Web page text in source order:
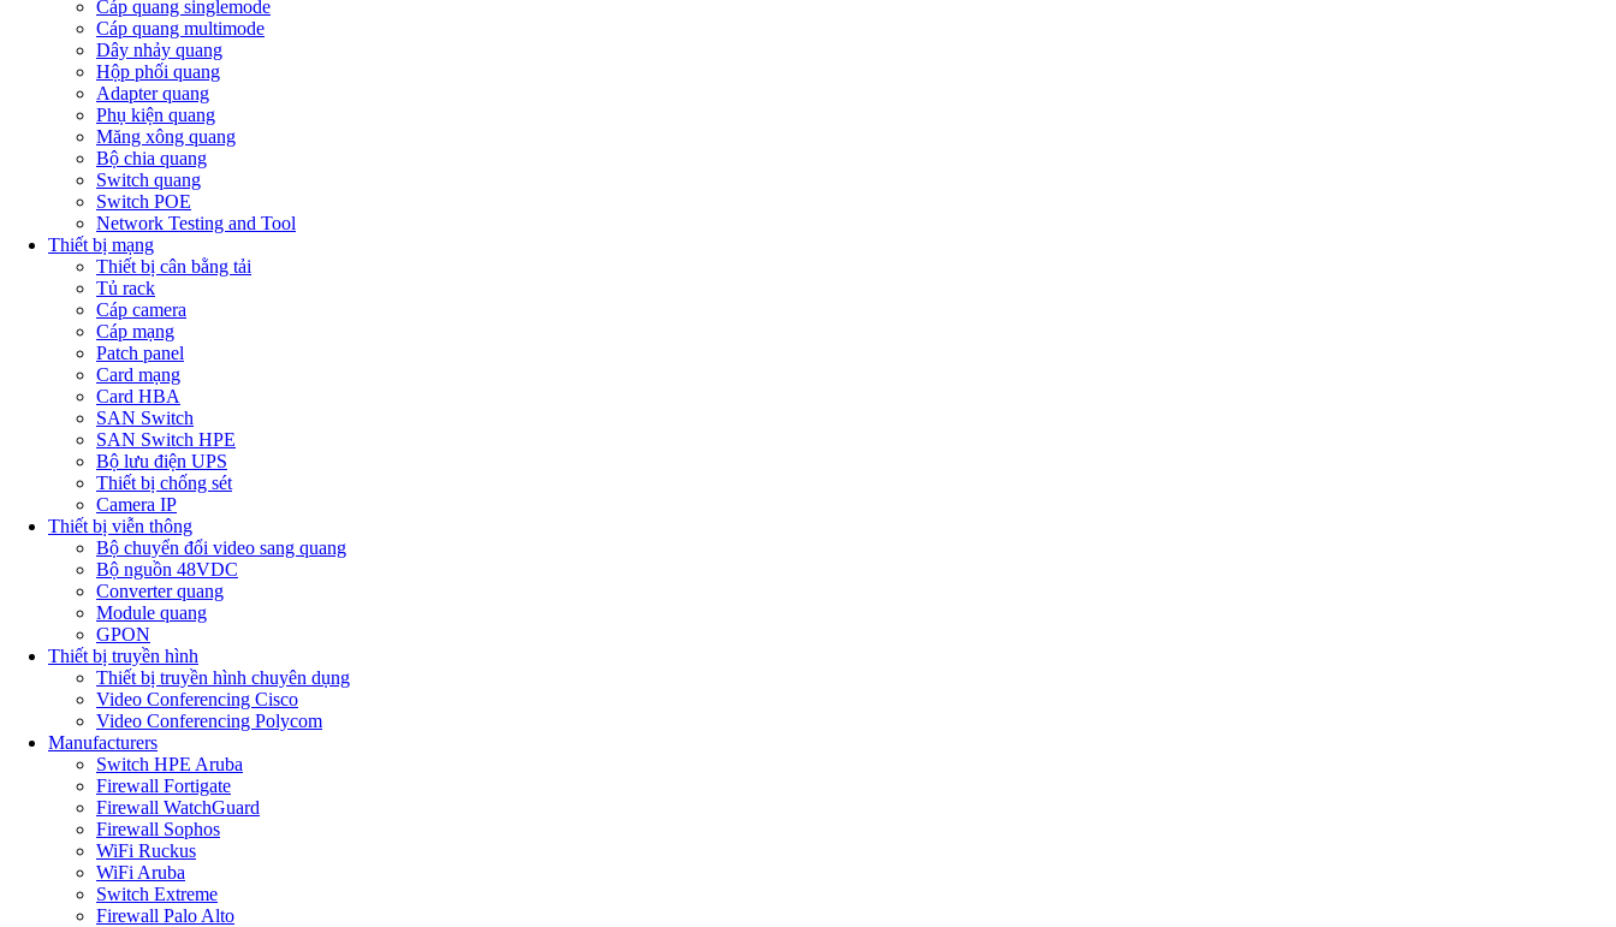
Cáp quang singlemode
Cáp quang multimode
Dây nhảy quang
Hộp phối quang
Adapter quang
Phụ kiện quang
Măng xông quang
Bộ chia quang
Switch quang
Switch POE
Network Testing and Tool
Thiết bị mạng
Thiết bị cân bằng tải
Tủ rack
Cáp camera
Cáp mạng
Patch panel
Card mạng
Card HBA
SAN Switch
SAN Switch HPE
Bộ lưu điện UPS
Thiết bị chống sét
Camera IP
Thiết bị viễn thông
Bộ chuyển đổi video sang quang
Bộ nguồn 48VDC
Converter quang
Module quang
GPON
Thiết bị truyền hình
Thiết bị truyền hình chuyên dụng
Video Conferencing Cisco
Video Conferencing Polycom
Manufacturers
Switch HPE Aruba
Firewall Fortigate
Firewall WatchGuard
Firewall Sophos
WiFi Ruckus
WiFi Aruba
Switch Extreme
Firewall Palo Alto